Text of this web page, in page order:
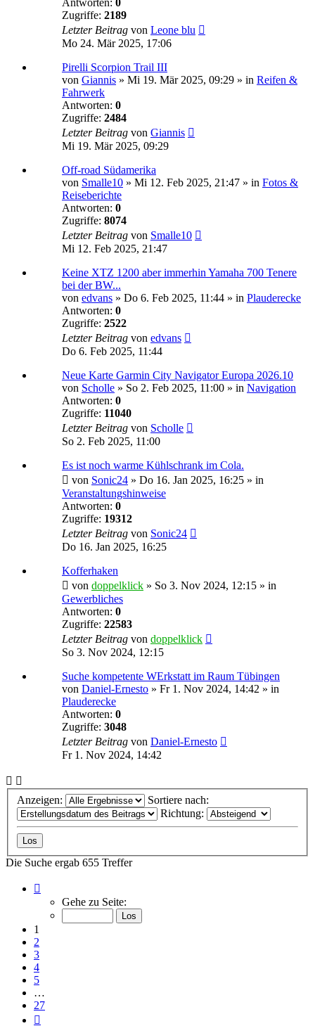
Antworten: 0
Zugriffe: 2189
Letzter Beitrag von Leone blu
Mo 24. Mär 2025, 17:06
Pirelli Scorpion Trail III
von Giannis » Mi 19. Mär 2025, 09:29 » in Reifen &
Fahrwerk
Antworten: 0
Zugriffe: 2484
Letzter Beitrag von Giannis
Mi 19. Mär 2025, 09:29
Off-road Südamerika
von Smalle10 » Mi 12. Feb 2025, 21:47 » in Fotos &
Reiseberichte
Antworten: 0
Zugriffe: 8074
Letzter Beitrag von Smalle10
Mi 12. Feb 2025, 21:47
Keine XTZ 1200 aber immerhin Yamaha 700 Tenere
bei der BW...
von edvans » Do 6. Feb 2025, 11:44 » in Plauderecke
Antworten: 0
Zugriffe: 2522
Letzter Beitrag von edvans
Do 6. Feb 2025, 11:44
Neue Karte Garmin City Navigator Europa 2026.10
von Scholle » So 2. Feb 2025, 11:00 » in Navigation
Antworten: 0
Zugriffe: 11040
Letzter Beitrag von Scholle
So 2. Feb 2025, 11:00
Es ist noch warme Kühlschrank im Cola.
von Sonic24 » Do 16. Jan 2025, 16:25 » in
Veranstaltungshinweise
Antworten: 0
Zugriffe: 19312
Letzter Beitrag von Sonic24
Do 16. Jan 2025, 16:25
Kofferhaken
von doppelklick » So 3. Nov 2024, 12:15 » in
Gewerbliches
Antworten: 0
Zugriffe: 22583
Letzter Beitrag von doppelklick
So 3. Nov 2024, 12:15
Suche kompetente WErkstatt im Raum Tübingen
von Daniel-Ernesto » Fr 1. Nov 2024, 14:42 » in
Plauderecke
Antworten: 0
Zugriffe: 3048
Letzter Beitrag von Daniel-Ernesto
Fr 1. Nov 2024, 14:42
Anzeigen:
Sortiere nach:
Richtung:
Die Suche ergab 655 Treffer
von
Gehe zu Seite:
1
2
3
4
5
…
27